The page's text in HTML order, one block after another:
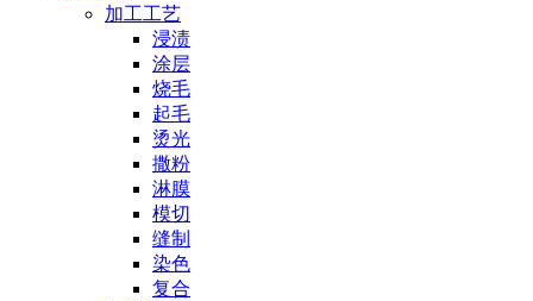
加工工艺
浸渍
涂层
烧毛
起毛
烫光
撒粉
淋膜
模切
缝制
染色
复合